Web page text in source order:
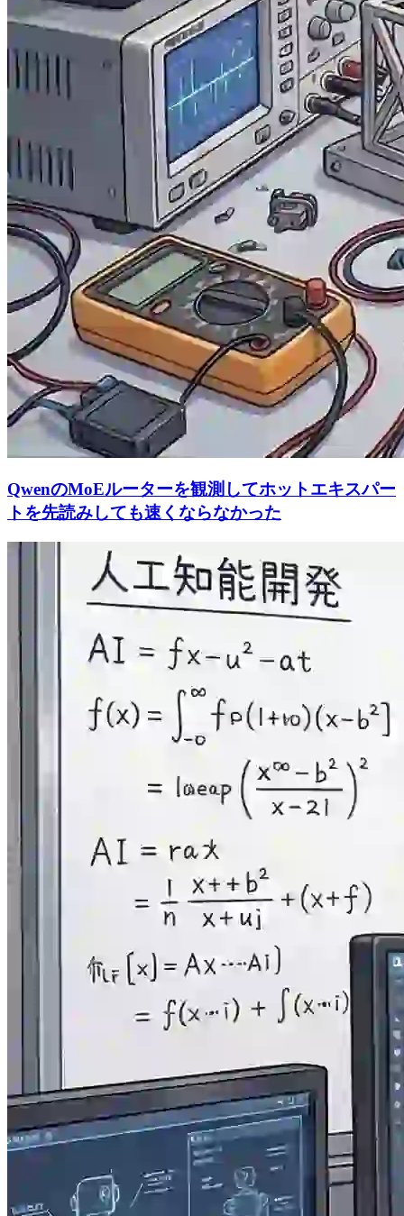
QwenのMoEルーターを観測してホットエキスパー
トを先読みしても速くならなかった